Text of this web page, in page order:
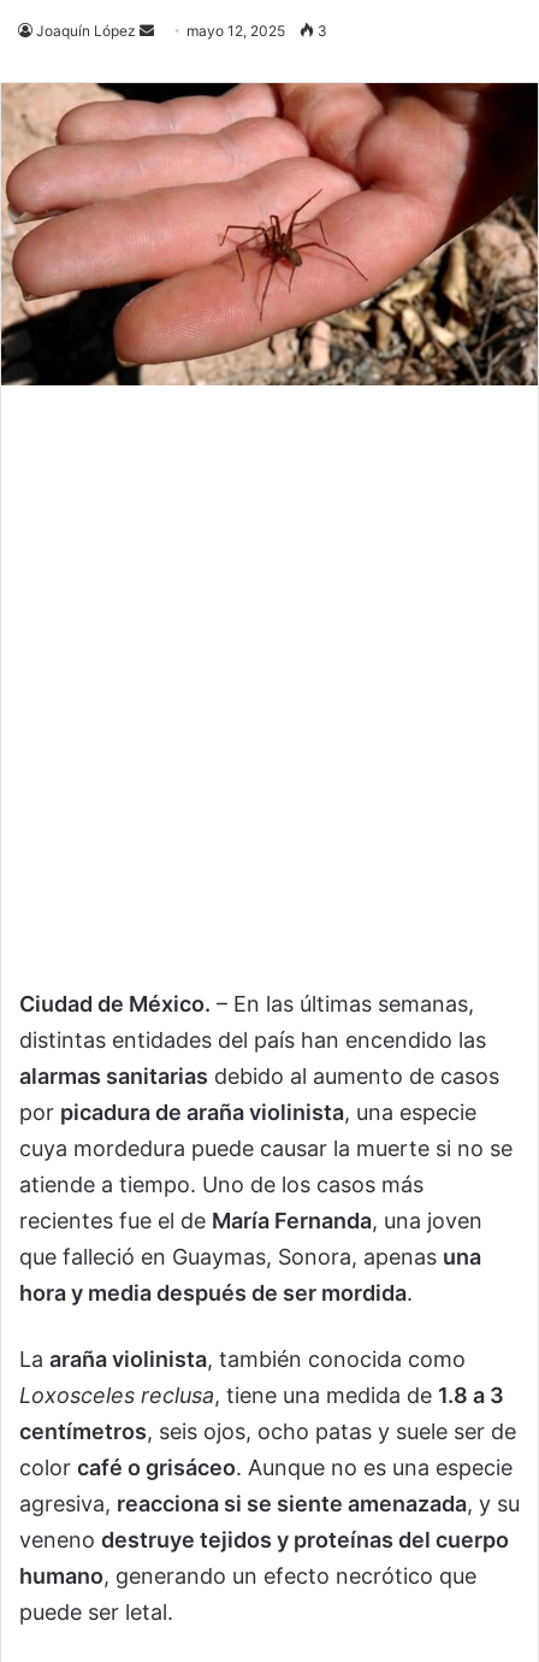
Joaquín López
Send
email
mayo 12, 2025 3
Ciudad de México. – En las últimas semanas,
distintas entidades del país han encendido las
alarmas sanitarias debido al aumento de casos
por picadura de araña violinista, una especie
cuya mordedura puede causar la muerte si no se
atiende a tiempo. Uno de los casos más
recientes fue el de María Fernanda, una joven
que falleció en Guaymas, Sonora, apenas una
hora y media después de ser mordida.
La araña violinista, también conocida como
Loxosceles reclusa, tiene una medida de 1.8 a 3
centímetros, seis ojos, ocho patas y suele ser de
color café o grisáceo. Aunque no es una especie
agresiva, reacciona si se siente amenazada, y su
veneno destruye tejidos y proteínas del cuerpo
humano, generando un efecto necrótico que
puede ser letal.